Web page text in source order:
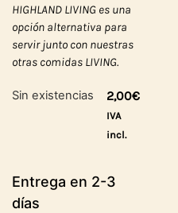
HIGHLAND LIVING es una
opción alternativa para
servir junto con nuestras
otras comidas LIVING.
Sin existencias 2,00€
IVA
incl.
Entrega en 2-3
días